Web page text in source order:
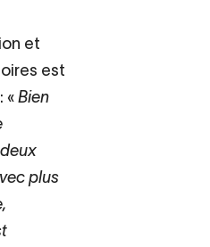
et
est
« Bien
plus